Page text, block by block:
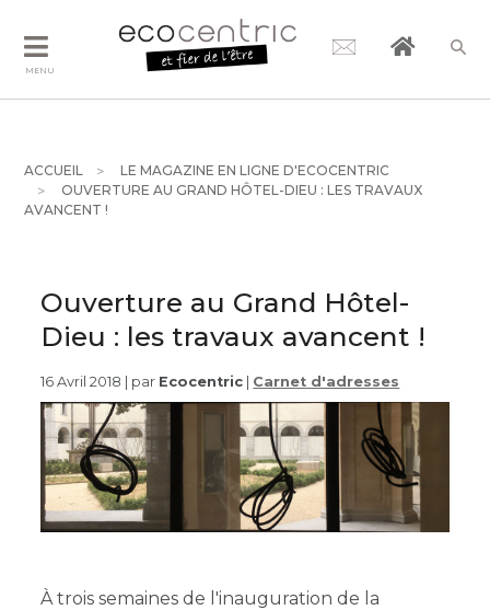
MENU
ACCUEIL
LE MAGAZINE EN LIGNE D'ECOCENTRIC
OUVERTURE AU GRAND HÔTEL-DIEU : LES TRAVAUX
AVANCENT !
Ouverture au Grand Hôtel-
Dieu : les travaux avancent !
16 Avril 2018 | par Ecocentric Carnet d'adresses
À trois semaines de l'inauguration de la